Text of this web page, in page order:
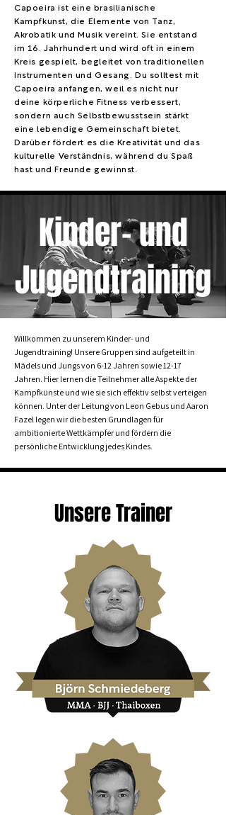
Capoeira ist eine brasilianische
Kampfkunst, die Elemente von Tanz,
Akrobatik und Musik vereint. Sie entstand
im 16. Jahrhundert und wird oft in einem
Kreis gespielt, begleitet von traditionellen
Instrumenten und Gesang. Du solltest mit
Capoeira anfangen, weil es nicht nur
deine körperliche Fitness verbessert,
sondern auch Selbstbewusstsein stärkt
eine lebendige Gemeinschaft bietet.
Darüber fördert es die Kreativität und das
kulturelle Verständnis, während du Spaß
hast und Freunde gewinnst.
Kinder- und
Jugendtraining
Willkommen zu unserem Kinder- und
Jugendtraining! Unsere Gruppen sind aufgeteilt in
Mädels und Jungs von 6-12 Jahren sowie 12-17
Jahren. Hier lernen die Teilnehmer alle Aspekte der
Kampfkünste und wie sie sich effektiv selbst verteigen
können. Unter der Leitung von Leon Gebus und Aaron
Fazel legen wir die besten Grundlagen für
ambitionierte Wettkämpfer und fördern die
persönliche Entwicklung jedes Kindes.
Unsere Trainer